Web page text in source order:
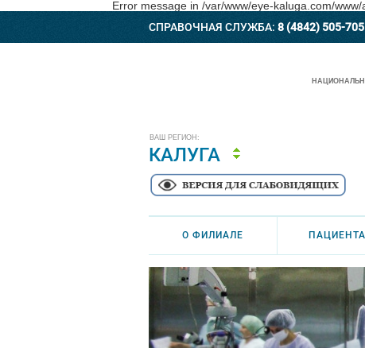
Error message in /var/www/eye-kaluga.com/
СПРАВОЧНАЯ СЛУЖБА: 8 (4842) 505-705
ВАШ РЕГИОН:
КАЛУГА
О ФИЛИАЛЕ